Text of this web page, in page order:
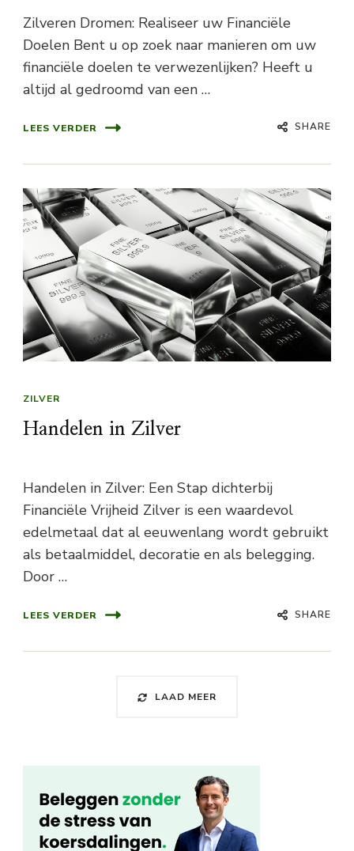
Zilveren Dromen: Realiseer uw Financiële
Doelen Bent u op zoek naar manieren om uw
financiële doelen te verwezenlijken? Heeft u
altijd al gedroomd van een …
LEES VERDER SHARE
ZILVER
Handelen in Zilver
Handelen in Zilver: Een Stap dichterbij
Financiële Vrijheid Zilver is een waardevol
edelmetaal dat al eeuwenlang wordt gebruikt
als betaalmiddel, decoratie en als belegging.
Door …
LEES VERDER SHARE
LAAD MEER